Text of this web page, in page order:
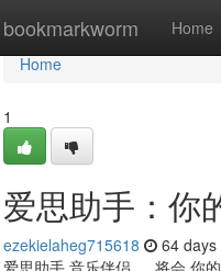
bookmarkworm Home
Home
Home
1
爱思助手：你
ezekielaheg715618 64 days
爱思助手 音乐伴侣 ， 将会 你